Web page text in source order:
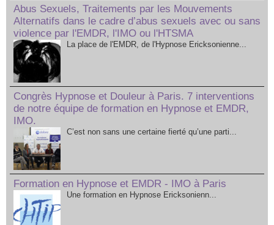
Abus Sexuels, Traitements par les Mouvements
Alternatifs dans le cadre d’abus sexuels avec ou sans
violence par l'EMDR, l'IMO ou l'HTSMA
La place de l'EMDR, de l'Hypnose Ericksonienne...
Congrès Hypnose et Douleur à Paris. 7 interventions
de notre équipe de formation en Hypnose et EMDR,
IMO.
C’est non sans une certaine fierté qu’une parti...
Formation en Hypnose et EMDR - IMO à Paris
Une formation en Hypnose Ericksonienn...